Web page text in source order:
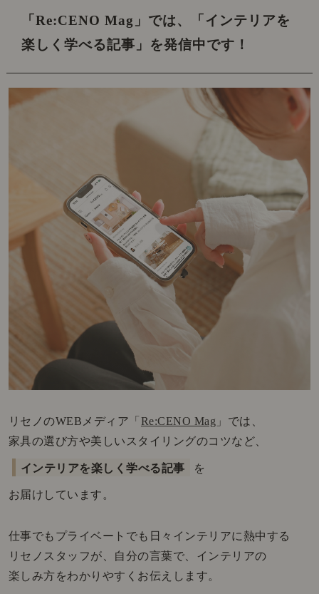
「Re:CENO Mag」では、
「インテリアを
楽しく学べる記事」を発信中です！
リセノのWEBメディア「 Re:CENO Mag 」では、
家具の選び方や美しいスタイリングのコツなど、
インテリアを楽しく学べる記事 を
お届けしています。
仕事でもプライベートでも日々インテリアに熱中する
リセノスタッフが、自分の言葉で、インテリアの
楽しみ方をわかりやすくお伝えします。